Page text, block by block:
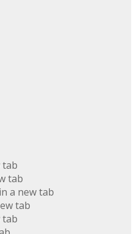
tab
tab
a new tab
tab
tab